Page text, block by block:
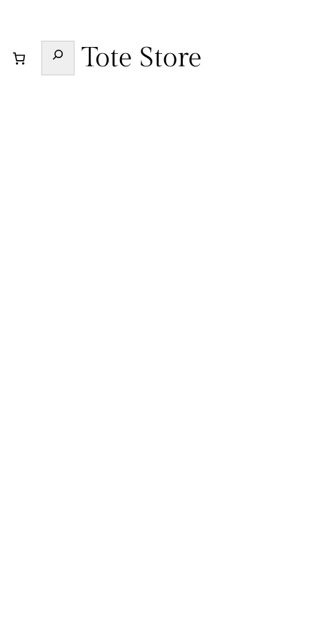
Buscar Tote Store